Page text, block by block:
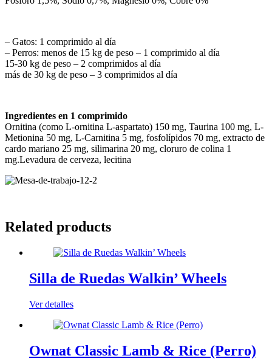
– Gatos: 1 comprimido al día
– Perros: menos de 15 kg de peso – 1 comprimido al día
15-30 kg de peso – 2 comprimidos al día
más de 30 kg de peso – 3 comprimidos al día
Ingredientes en 1 comprimido
Ornitina (como L-ornitina L-aspartato) 150 mg, Taurina 100 mg, L-
Metionina 50 mg, L-Carnitina 5 mg, fosfolípidos 70 mg, extracto de
cardo mariano 25 mg, silimarina 20 mg, cloruro de colina 1
mg.Levadura de cerveza, lecitina
Related products
Silla de Ruedas Walkin’ Wheels
Ver detalles
Ownat Classic Lamb & Rice (Perro)